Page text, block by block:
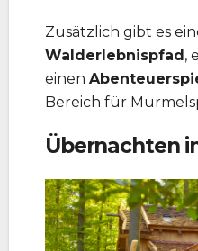
Zusätzlich gibt es
Walderlebnispfad,
einen
Bereich für
Übernachten